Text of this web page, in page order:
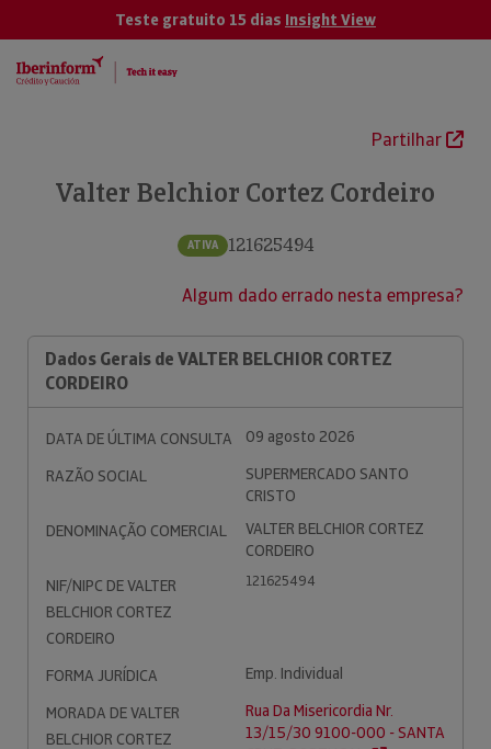
Teste gratuito 15 dias Insight View
Partilhar
Valter Belchior Cortez Cordeiro
ATIVA 121625494
Algum dado errado nesta empresa?
Dados Gerais de VALTER BELCHIOR CORTEZ
CORDEIRO
DATA DE ÚLTIMA CONSULTA
09 agosto 2026
RAZÃO SOCIAL
SUPERMERCADO SANTO
CRISTO
DENOMINAÇÃO COMERCIAL
VALTER BELCHIOR CORTEZ
CORDEIRO
NIF/NIPC DE VALTER
BELCHIOR CORTEZ
CORDEIRO
121625494
FORMA JURÍDICA
Emp. Individual
MORADA DE VALTER
BELCHIOR CORTEZ
Rua Da Misericordia Nr.
13/15/30 9100-000 - SANTA